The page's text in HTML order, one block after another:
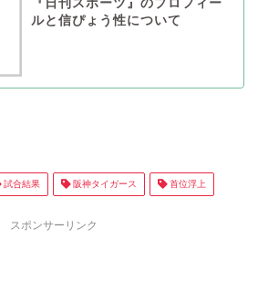
『日刊スポーツ』のプロフィー
ルと信ぴょう性について
試合結果 阪神タイガース 首位浮上
スポンサーリンク